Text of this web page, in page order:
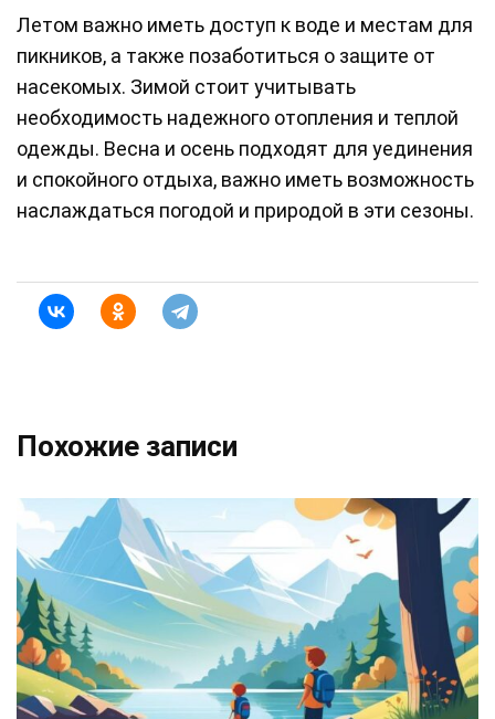
Летом важно иметь доступ к воде и местам для
пикников, а также позаботиться о защите от
насекомых. Зимой стоит учитывать
необходимость надежного отопления и теплой
одежды. Весна и осень подходят для уединения
и спокойного отдыха, важно иметь возможность
наслаждаться погодой и природой в эти сезоны.
Похожие записи